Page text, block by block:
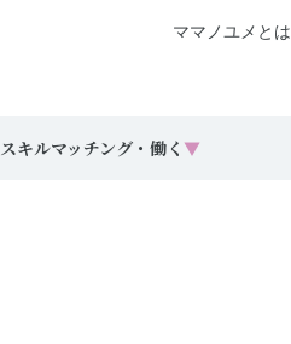
ママノユメとは
スキルマッチング・働く ▼